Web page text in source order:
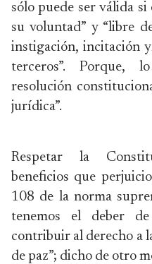
sólo puede ser válida si
su voluntad” y “libre
instigación, incitación
terceros”. Porque,
resolución
jurídica”.
Respetar la
beneficios que
108 de la norma
tenemos el deber
contribuir al derecho a
de paz”; dicho de otro